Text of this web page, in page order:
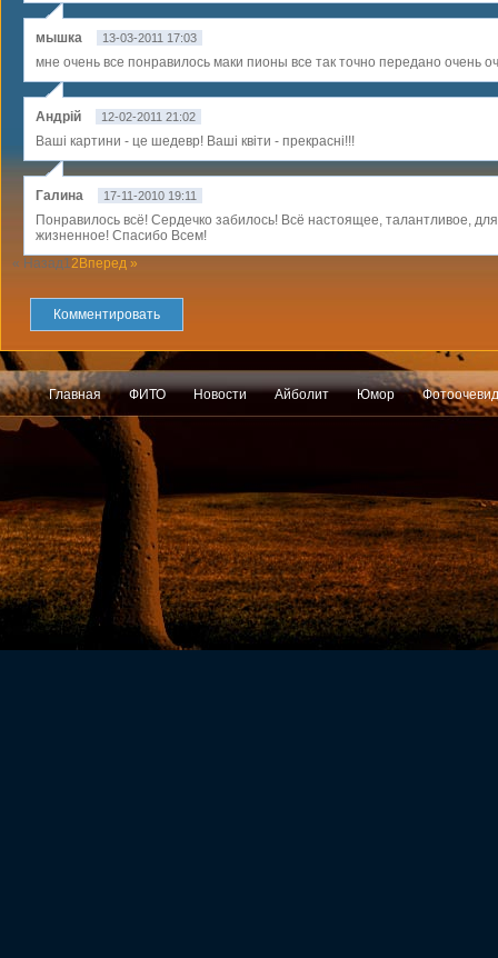
мышка 13-03-2011 17:03
мне очень все понравилось маки пионы все так точно передано очень
Андрій 12-02-2011 21:02
Ваші картини - це шедевр! Ваші квіти - прекрасні!!!
Галина 17-11-2010 19:11
Понравилось всё! Сердечко забилось! Всё настоящее, талантливое,
жизненное! Спасибо Всем!
« Назад1 2Вперед »
Комментировать
Главная ФИТО Новости Айболит Юмор